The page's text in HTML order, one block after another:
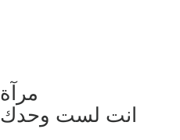
مرآة
انت لست وحدك